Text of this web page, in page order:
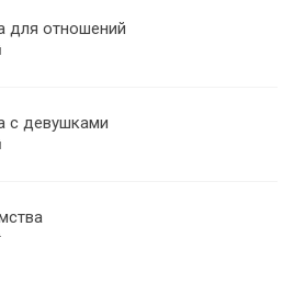
для отношений
с девушками